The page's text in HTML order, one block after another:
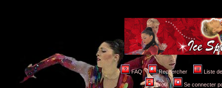
FAQ Rechercher Liste
Profil Se connecter